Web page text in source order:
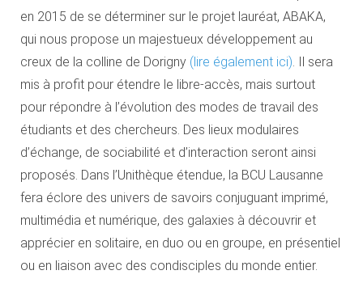
en 2015 de se déterminer sur le projet lauréat, ABAKA,
qui nous propose un majestueux développement au
creux de la colline de Dorigny (lire également ici). Il sera
mis à profit pour étendre le libre-accès, mais surtout
pour répondre à l’évolution des modes de travail des
étudiants et des chercheurs. Des lieux modulaires
d’échange, de sociabilité et d’interaction seront ainsi
proposés. Dans l’Unithèque étendue, la BCU Lausanne
fera éclore des univers de savoirs conjuguant imprimé,
multimédia et numérique, des galaxies à découvrir et
apprécier en solitaire, en duo ou en groupe, en présentiel
ou en liaison avec des condisciples du monde entier.